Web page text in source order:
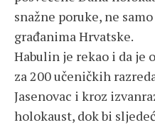
snažne poruke, ne
građanima Hrvatske.
Habulin je rekao i da je
za 200 učeničkih
Jasenovac i kroz
holokaust, dok bi